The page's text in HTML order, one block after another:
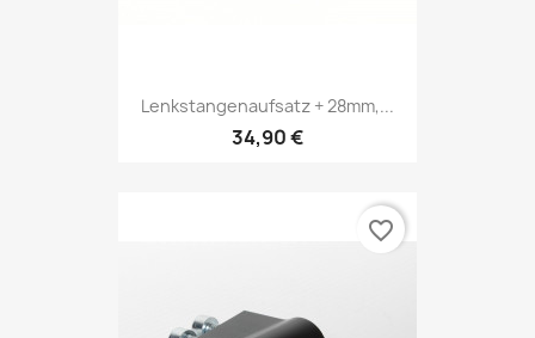
Lenkstangenaufsatz + 28mm,...
34,90 €
favorite_border